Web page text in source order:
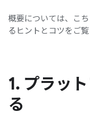
概要については、こ
るヒントとコツをご覧
1. プラッ
る